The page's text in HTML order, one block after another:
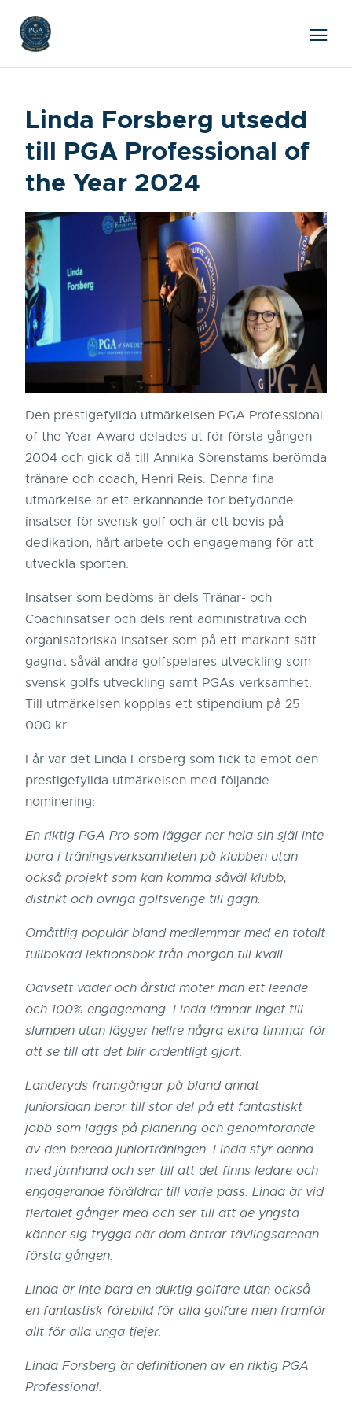
Linda Forsberg utsedd
till PGA Professional of
the Year 2024
Den prestigefyllda utmärkelsen PGA Professional
of the Year Award delades ut för första gången
2004 och gick då till Annika Sörenstams berömda
tränare och coach, Henri Reis. Denna fina
utmärkelse är ett erkännande för betydande
insatser för svensk golf och är ett bevis på
dedikation, hårt arbete och engagemang för att
utveckla sporten.
Insatser som bedöms är dels Tränar- och
Coachinsatser och dels rent administrativa och
organisatoriska insatser som på ett markant sätt
gagnat såväl andra golfspelares utveckling som
svensk golfs utveckling samt PGAs verksamhet.
Till utmärkelsen kopplas ett stipendium på 25
000 kr.
I år var det Linda Forsberg som fick ta emot den
prestigefyllda utmärkelsen med följande
nominering:
En riktig PGA Pro som lägger ner hela sin själ inte
bara i träningsverksamheten på klubben utan
också projekt som kan komma såväl klubb,
distrikt och övriga golfsverige till gagn.
Omåttlig populär bland medlemmar med en totalt
fullbokad lektionsbok från morgon till kväll.
Oavsett väder och årstid möter man ett leende
och 100% engagemang. Linda lämnar inget till
slumpen utan lägger hellre några extra timmar för
att se till att det blir ordentligt gjort.
Landeryds framgångar på bland annat
juniorsidan beror till stor del på ett fantastiskt
jobb som läggs på planering och genomförande
av den bereda juniorträningen. Linda styr denna
med järnhand och ser till att det finns ledare och
engagerande föräldrar till varje pass. Linda är vid
flertalet gånger med och ser till att de yngsta
känner sig trygga när dom äntrar tävlingsarenan
första gången.
Linda är inte bara en duktig golfare utan också
en fantastisk förebild för alla golfare men framför
allt för alla unga tjejer.
Linda Forsberg är definitionen av en riktig PGA
Professional.